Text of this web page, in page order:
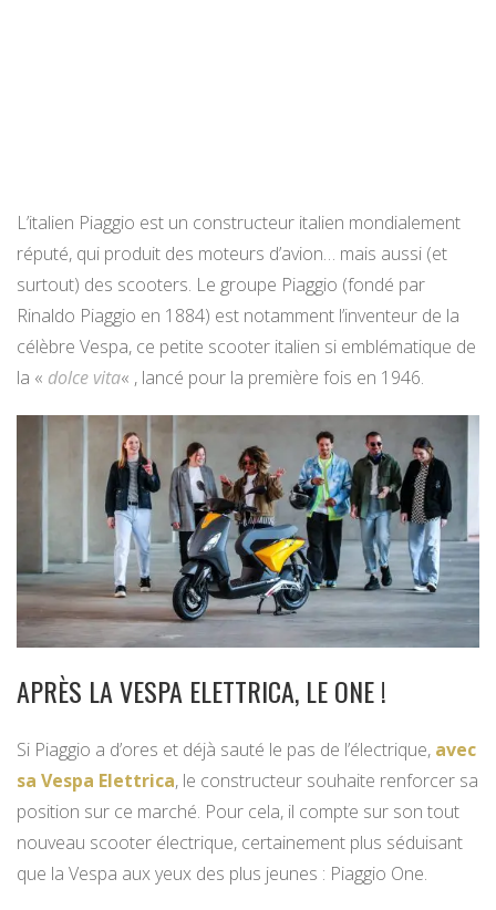
L’italien Piaggio est un constructeur italien mondialement
réputé, qui produit des moteurs d’avion… mais aussi (et
surtout) des scooters. Le groupe Piaggio (fondé par
Rinaldo Piaggio en 1884) est notamment l’inventeur de la
célèbre Vespa, ce petite scooter italien si emblématique de
la « dolce vita« , lancé pour la première fois en 1946.
APRÈS LA VESPA ELETTRICA, LE ONE !
Si Piaggio a d’ores et déjà sauté le pas de l’électrique, avec
sa Vespa Elettrica, le constructeur souhaite renforcer sa
position sur ce marché. Pour cela, il compte sur son tout
nouveau scooter électrique, certainement plus séduisant
que la Vespa aux yeux des plus jeunes : Piaggio One.